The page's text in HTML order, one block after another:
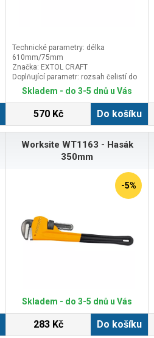
Technické parametry: délka
610mm/75mm
Značka: EXTOL CRAFT
Doplňující parametr: rozsah čelistí do
75mm
Skladem - do 3-5 dnů u Vás
570 Kč Do košíku
Worksite WT1163 - Hasák
350mm
-5%
Skladem - do 3-5 dnů u Vás
283 Kč Do košíku